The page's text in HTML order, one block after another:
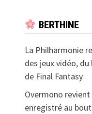
BERTHINE
La Philharmonie
des jeux vidéo,
de Final Fantasy
Overmono
enregistré au